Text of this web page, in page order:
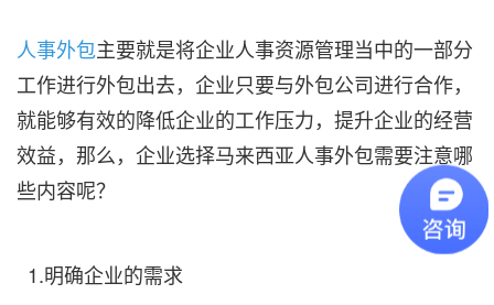
人事外包主要就是将企业人事资源管理当中的一部分
工作进行外包出去，企业只要与外包公司进行合作，
就能够有效的降低企业的工作压力，提升企业的经营
效益，那么，企业选择马来西亚人事外包需要注意哪
些内容呢？
1.明确企业的需求